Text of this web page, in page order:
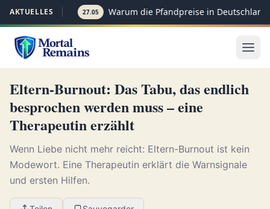
AKTUELLES 27.05 Warum die Pfandpreise in
Eltern-Burnout: Das Tabu, das endlich
besprochen werden muss – eine
Therapeutin erzählt
Wenn Liebe nicht mehr reicht: Eltern-Burnout ist kein
Modewort. Eine Therapeutin erklärt die Warnsignale
und ersten Hilfen.